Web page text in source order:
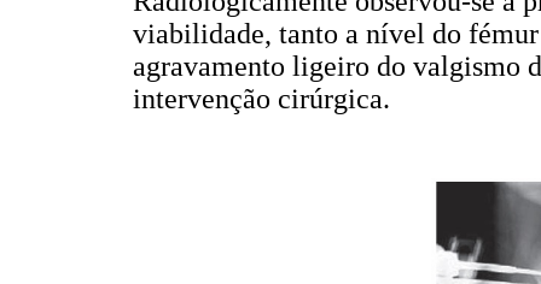
viabilidade, tanto a nível do
agravamento ligeiro do valgismo
intervenção cirúrgica.